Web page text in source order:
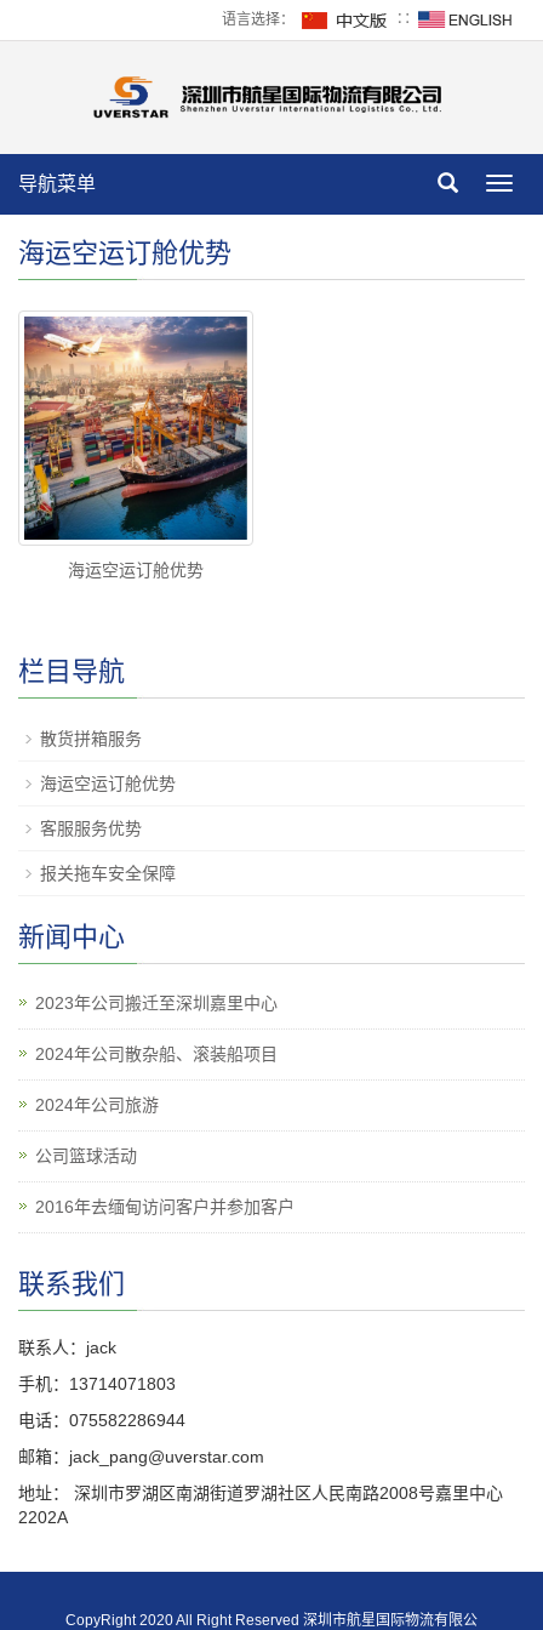
语言选择： ∷
导航菜单
海运空运订舱优势
海运空运订舱优势
栏目导航
散货拼箱服务
海运空运订舱优势
客服服务优势
报关拖车安全保障
新闻中心
2023年公司搬迁至深圳嘉里中心
2024年公司散杂船、滚装船项目
2024年公司旅游
公司篮球活动
2016年去缅甸访问客户并参加客户
联系我们
联系人：jack
手机：13714071803
电话：075582286944
邮箱：jack_pang@uverstar.com
地址： 深圳市罗湖区南湖街道罗湖社区人民南路2008号嘉里中心
2202A
CopyRight 2020 All Right Reserved 深圳市航星国际物流有限公